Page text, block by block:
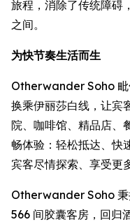
旅程，消除了传统障碍
之间。
为快节奏生活而生
Otherwander Soho 毗
换乘伊丽莎白线，让宾
院、咖啡馆、精品店、
畅体验：轻松抵达、快
宾客尽情探索、享受更
Otherwander Soho 秉
566 间胶囊客房，回归